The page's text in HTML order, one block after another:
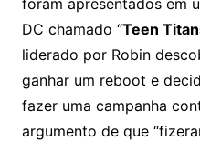
DC chamado “Teen
liderado por Robin
ganhar um reboot e
fazer uma campanha
argumento de que